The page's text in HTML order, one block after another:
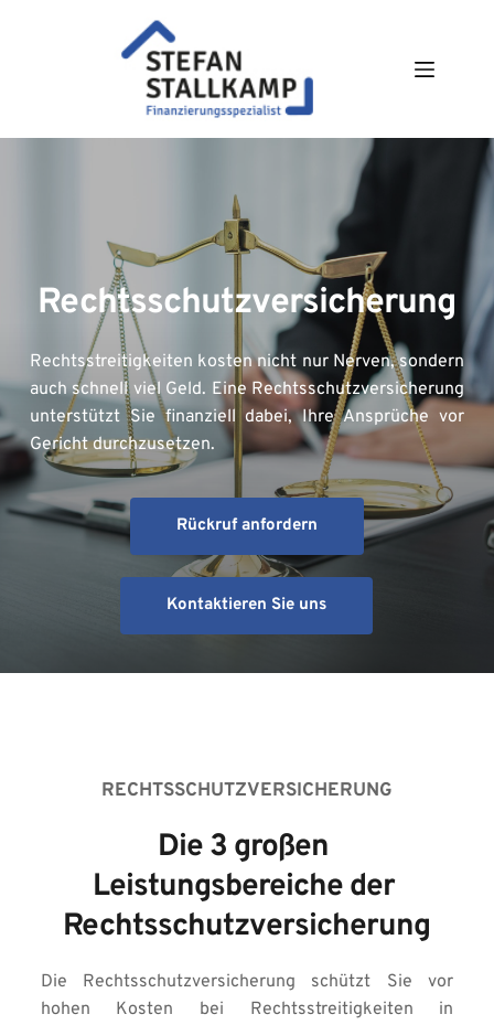
Rechtsschutzversicherung
Rechtsstreitigkeiten kosten nicht nur Nerven, sondern
auch schnell viel Geld. Eine Rechtsschutzversicherung
unterstützt Sie finanziell dabei, Ihre Ansprüche vor
Gericht durchzusetzen.
Rückruf anfordern
Kontaktieren Sie uns
RECHTSSCHUTZVERSICHERUNG
Die 3 großen
Leistungsbereiche der
Rechtsschutzversicherung
Die Rechtsschutzversicherung schützt Sie vor
hohen Kosten bei Rechtsstreitigkeiten in